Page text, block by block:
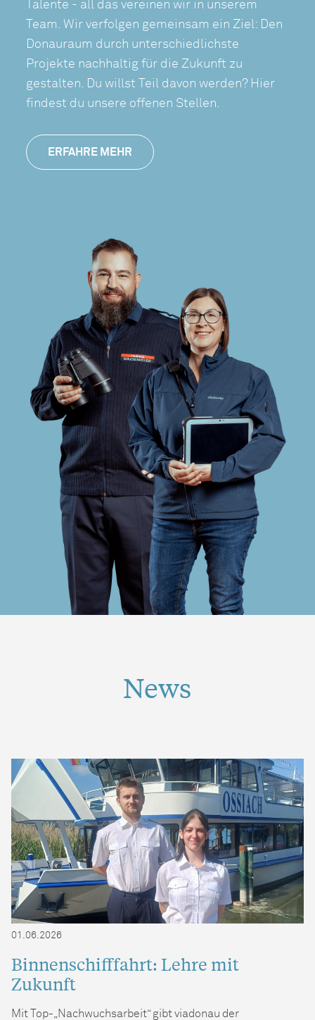
Talente - all das vereinen wir in unserem
Team. Wir verfolgen gemeinsam ein Ziel: Den
Donauraum durch unterschiedlichste
Projekte nachhaltig für die Zukunft zu
gestalten. Du willst Teil davon werden? Hier
findest du unsere offenen Stellen.
ERFAHRE MEHR
News
01.06.2026
Binnenschifffahrt: Lehre mit
Zukunft
Mit Top-„Nachwuchsarbeit“ gibt viadonau der